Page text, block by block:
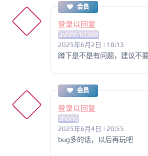
会员
登录以回复
avhhh10388
2025年6月2日 | 18:13
蹲下是不是有问题，建议不
会员
登录以回复
zhong
2025年6月4日 | 20:55
bug多的话，以后再玩吧